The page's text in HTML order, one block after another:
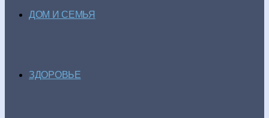
ДОМ И СЕМЬЯ
ЗДОРОВЬЕ